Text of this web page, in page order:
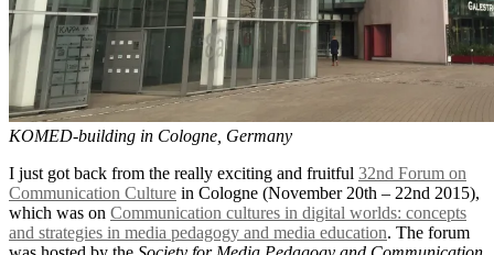
KOMED-building in Cologne, Germany
I just got back from the really exciting and fruitful 32nd Forum on
Communication Culture in Cologne (November 20th – 22nd 2015),
which was on Communication cultures in digital worlds: concepts
and strategies in media pedagogy and media education. The forum